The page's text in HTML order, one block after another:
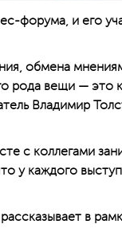
форума, и его
обмена
рода вещи — это
Владимир
с коллегами
у каждого
в